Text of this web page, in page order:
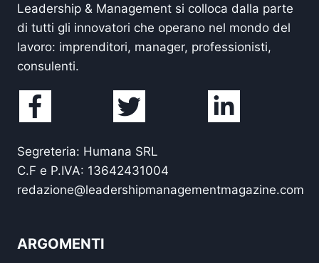
Leadership & Management si colloca dalla parte
di tutti gli innovatori che operano nel mondo del
lavoro: imprenditori, manager, professionisti,
consulenti.
Segreteria: Humana SRL
C.F e P.IVA: 13642431004
redazione@leadershipmanagementmagazine.com
ARGOMENTI